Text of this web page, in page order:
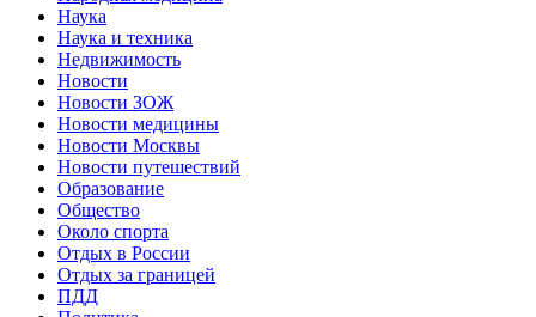
Наука
Наука и техника
Недвижимость
Новости
Новости ЗОЖ
Новости медицины
Новости Москвы
Новости путешествий
Образование
Общество
Около спорта
Отдых в России
Отдых за границей
ПДД